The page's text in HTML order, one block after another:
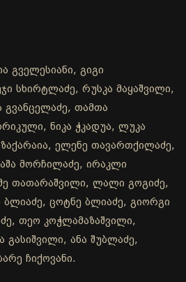
გველესიანი, გიგი
სხირტლაძე, რუსკა მაყაშვილი,
გვანცელაძე, თამთა
ნიკა ჭკადუა, ლუკა
ელენე თავართქილაძე,
მორჩილაძე, ირაკლი
თათარაშვილი, ლალი გოგიძე,
ცოტნე ბლიაძე, გიორგი
თეო კოჭლამაზაშვილი,
გასიშვილი, ანა შუბლაძე,
ჩიქოვანი.